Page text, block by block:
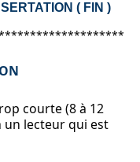
( FIN )
courte (8 à 12
un lecteur qui est